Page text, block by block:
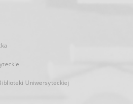
Uniwersyteckiej